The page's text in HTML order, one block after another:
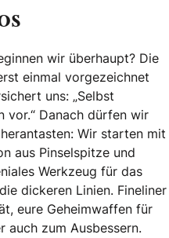
wir überhaupt? Die
einmal vorgezeichnet
uns: „Selbst
vor.“ Danach dürfen wir
Wir starten mit
aus Pinselspitze und
Werkzeug für das
dickeren Linien. Fineliner
eure Geheimwaffen für
auch zum Ausbessern.